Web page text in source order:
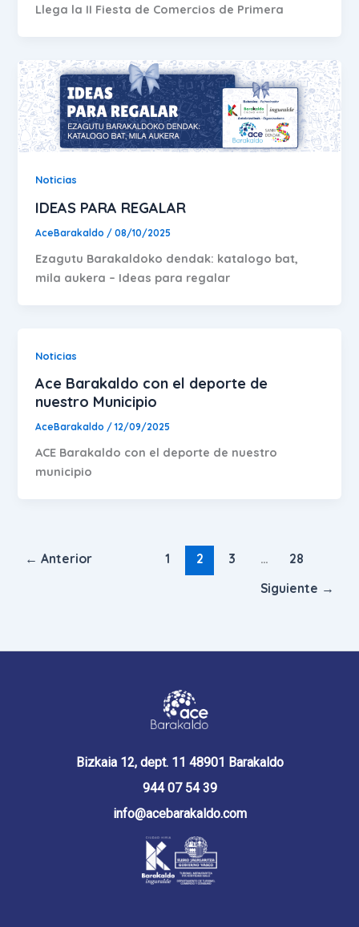
Llega la II Fiesta de Comercios de Primera
Noticias
IDEAS PARA REGALAR
AceBarakaldo /08/10/2025
Ezagutu Barakaldoko dendak: katalogo bat,
mila aukera – Ideas para regalar
Noticias
Ace Barakaldo con el deporte de
nuestro Municipio
AceBarakaldo /12/09/2025
ACE Barakaldo con el deporte de nuestro
municipio
← Anterior 1 2 3 …
28
Siguiente →
Bizkaia 12, dept. 11 48901 Barakaldo
944 07 54 39
info@acebarakaldo.com